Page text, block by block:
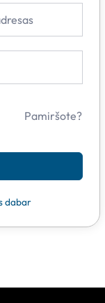
Pamiršote?
dabar